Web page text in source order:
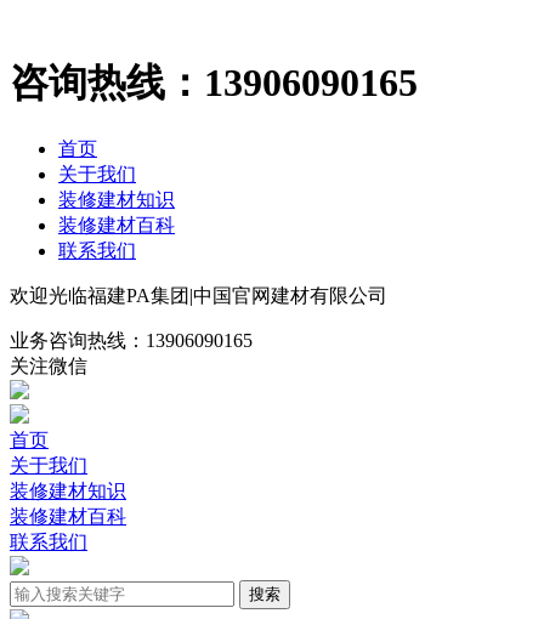
咨询热线： 13906090165
首页
关于我们
装修建材知识
装修建材百科
联系我们
欢迎光临福建PA集团|中国官网建材有限公司
业务咨询热线： 13906090165
关注微信
首页
关于我们
装修建材知识
装修建材百科
联系我们